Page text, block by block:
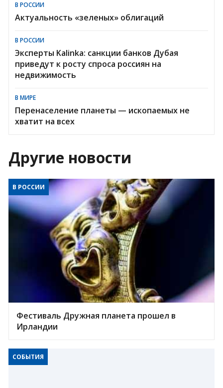
В РОССИИ
Актуальность «зеленых» облигаций
В РОССИИ
Эксперты Kalinka: санкции банков Дубая
приведут к росту спроса россиян на
недвижимость
В МИРЕ
Перенаселение планеты — ископаемых не
хватит на всех
Другие новости
В РОССИИ
Фестиваль Дружная планета прошел в
Ирландии
СОБЫТИЯ